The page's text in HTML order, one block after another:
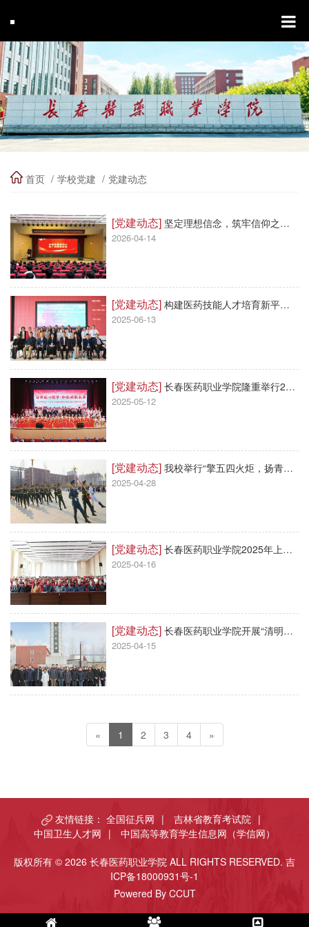
首页 学校党建 党建动态
[党建动态] 坚定理想信念，筑牢信仰之基 | 我校2026年上半年入党积极分子培训班开班仪式
2026-04-14
[党建动态] 构建医药技能人才培育新平台—吉林省第二届职业技能大赛暨中华人民共和国第三届全国职业技能大赛吉林省选拔赛药物制剂赛项在我校隆重启幕
2025-06-13
[党建动态] 长春医药职业学院隆重举行2025年庆祝5·12护士节大会暨职教活动周启动仪式
2025-05-12
[党建动态] 我校举行“擎五四火炬，扬青春旗帜，启强国新程”主题升旗仪式
2025-04-28
[党建动态] 长春医药职业学院2025年上半年学生入党积极分子培训班结业仪式圆满举行
2025-04-16
[党建动态] 长春医药职业学院开展“清明追思缅先烈·青春向党铸医魂”主题纪念活动
2025-04-15
« 1 2 3 4 »
友情链接： 全国征兵网 | 吉林省教育考试院 |
中国卫生人才网 | 中国高等教育学生信息网（学信网）
版权所有 © 2026 长春医药职业学院 ALL RIGHTS RESERVED. 吉
ICP备18000931号-1
Powered By CCUT